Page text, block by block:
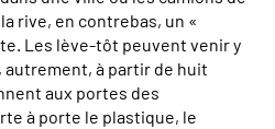
rive, en contrebas, un «
Les lève-tôt peuvent venir y
à partir de huit
aux portes des
à porte le plastique, le